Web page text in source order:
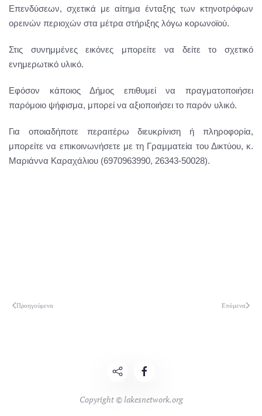
Επενδύσεων, σχετικά με αίτημα ένταξης των κτηνοτρόφων
ορεινών περιοχών στα μέτρα στήριξης λόγω κορωνοϊού.
Στις συνημμένες εικόνες μπορείτε να δείτε το σχετικό
ενημερωτικό υλικό.
Εφόσον κάποιος Δήμος επιθυμεί να πραγματοποιήσει
παρόμοιο ψήφισμα, μπορεί να αξιοποιήσει το παρόν υλικό.
Για οποιαδήποτε περαιτέρω διευκρίνιση ή πληροφορία,
μπορείτε να επικοινωνήσετε με τη Γραμματεία του Δικτύου, κ.
Μαριάννα Καραχάλιου (6970963990, 26343-50028).
Προηγούμενα Επόμενα
Copyright © lakesnetwork.org